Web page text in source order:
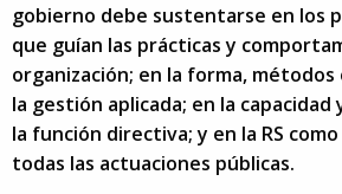
gobierno debe sustentarse en los
que guían las prácticas y
organización; en la forma,
la gestión aplicada; en la capacidad
la función directiva; y en la RS
todas las actuaciones públicas.